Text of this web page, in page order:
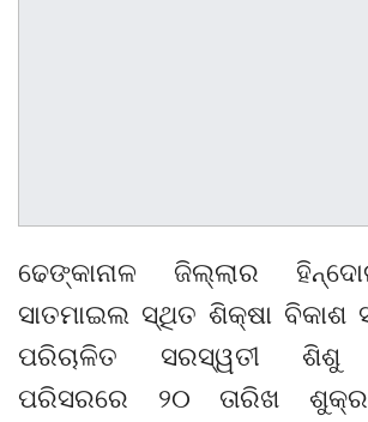
ଢେଙ୍କାନାଳ ଜିଲ୍ଲାର
ସାତମାଇଲ ସ୍ଥିତ ଶିକ୍ଷା ବିକାଶ
ପରିଚାଳିତ ସରସ୍ୱତୀ ଶିଶୁ
ପରିସରରେ ୨୦ ତାରିଖ